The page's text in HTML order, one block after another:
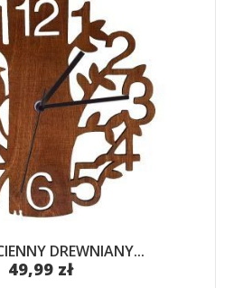
DREWNIANY...
49,99 zł